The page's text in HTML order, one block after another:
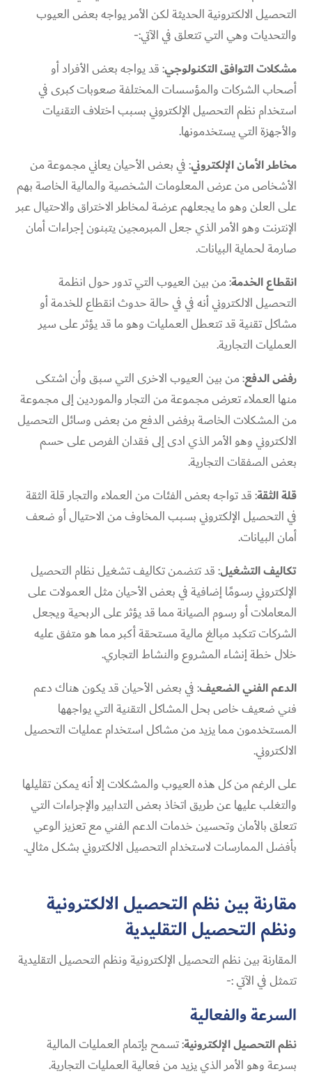
التحصيل الالكترونية الحديثة لكن الأمر يواجه بعض العيوب
والتحديات وهي التي تتعلق في الآتي:-
مشكلات التوافق التكنولوجي: قد يواجه بعض الأفراد أو
أصحاب الشركات والمؤسسات المختلفة صعوبات كبرى في
استخدام نظم التحصيل الإلكتروني بسبب اختلاف التقنيات
والأجهزة التي يستخدمونها.
مخاطر الأمان الإلكتروني: في بعض الأحيان يعاني مجموعة من
الأشخاص من عرض المعلومات الشخصية والمالية الخاصة بهم
على العلن وهو ما يجعلهم عرضة لمخاطر الاختراق والاحتيال عبر
الإنترنت وهو الأمر الذي جعل المبرمجين يتبنون إجراءات أمان
صارمة لحماية البيانات.
انقطاع الخدمة: من بين العيوب التي تدور حول انظمة
التحصيل الالكتروني أنه في في حالة حدوث انقطاع للخدمة أو
مشاكل تقنية قد تتعطل العمليات وهو ما قد يؤثر على سير
العمليات التجارية.
رفض الدفع: من بين العيوب الاخرى التي سبق وأن اشتكى
منها العملاء تعرض مجموعة من التجار والموردين إلى مجموعة
من المشكلات الخاصة برفض الدفع من بعض وسائل التحصيل
الالكتروني وهو الأمر الذي ادى إلى فقدان الفرص على حسم
بعض الصفقات التجارية.
قلة الثقة: قد تواجه بعض الفئات من العملاء والتجار قلة الثقة
في التحصيل الإلكتروني بسبب المخاوف من الاحتيال أو ضعف
أمان البيانات.
تكاليف التشغيل: قد تتضمن تكاليف تشغيل نظام التحصيل
الإلكتروني رسومًا إضافية في بعض الأحيان مثل العمولات على
المعاملات أو رسوم الصيانة مما قد يؤثر على الربحية ويجعل
الشركات تتكبد مبالغ مالية مستحقة أكبر مما هو متفق عليه
خلال خطة إنشاء المشروع والنشاط التجاري.
الدعم الفني الضعيف: في بعض الأحيان قد يكون هناك دعم
فني ضعيف خاص بحل المشاكل التقنية التي يواجهها
المستخدمون مما يزيد من مشاكل استخدام عمليات التحصيل
الالكتروني.
على الرغم من كل هذه العيوب والمشكلات إلا أنه يمكن تقليلها
والتغلب عليها عن طريق اتخاذ بعض التدابير والإجراءات التي
تتعلق بالأمان وتحسين خدمات الدعم الفني مع تعزيز الوعي
بأفضل الممارسات لاستخدام التحصيل الالكتروني بشكل مثالي.
مقارنة بين نظم التحصيل الالكترونية
ونظم التحصيل التقليدية
المقارنة بين نظم التحصيل الإلكترونية ونظم التحصيل التقليدية
تتمثل في الآتي :-
السرعة والفعالية
نظم التحصيل الإلكترونية: تسمح بإتمام العمليات المالية
بسرعة وهو الأمر الذي يزيد من فعالية العمليات التجارية.